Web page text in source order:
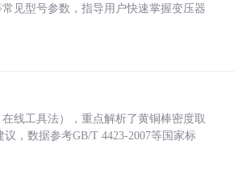
见型号参数，指导用户快速掌握变压器
线工具法），重点解析了黄铜棒密度取
，数据参考GB/T 4423-2007等国家标